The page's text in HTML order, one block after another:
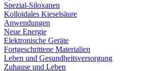
Spezial-Siloxanen
Kolloidales Kieselsäure
Anwendungen
Neue Energie
Elektronische Geräte
Fortgeschrittene Materialien
Leben und Gesundheitsversorgung
Zuhause und Leben